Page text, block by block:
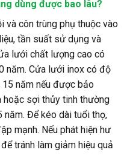
dùng được bao lâu?
và côn trùng phụ thuộc vào
tần suất sử dụng và
lưới chất lượng cao có
năm. Cửa lưới inox có độ
15 năm nếu được bảo
hoặc sợi thủy tinh thường
năm. Để kéo dài tuổi thọ,
mạnh. Nếu phát hiện hư
tránh làm giảm hiệu quả